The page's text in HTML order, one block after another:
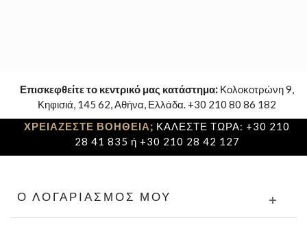
Επισκεφθείτε το κεντρικό μας κατάστημα: Κολοκοτρώνη 9,
Κηφισιά, 145 62, Αθήνα, Ελλάδα. +30 210 80 86 182
ΧΡΕΙΑΖΕΣΤΕ ΒΟΗΘΕΙΑ; ΚΑΛΕΣΤΕ ΤΩΡΑ: +30 210
28 41 835 ή +30 210 28 42 127
Ο ΛΟΓΑΡΙΑΣΜΌΣ ΜΟΥ